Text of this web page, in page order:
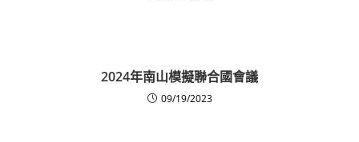
2024年南山模擬聯合國會議
09/19/2023